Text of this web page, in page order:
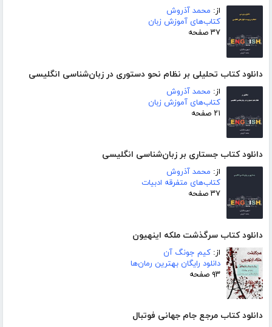
از: محمد آذروش
کتاب‌های آموزش زبان
۳۷ صفحه
دانلود کتاب تحلیلی بر نظام نحو دستوری در زبان‌شناسی انگلیسی
از: محمد آذروش
کتاب‌های آموزش زبان
۲۱ صفحه
دانلود کتاب جستاری بر زبان‌شناسی انگلیسی
از: محمد آذروش
کتاب‌های متفرقه ادبیات
۳۷ صفحه
دانلود کتاب سرگذشت ملکه اینهیون
از: کیم جونگ آن
دانلود رایگان بهترین رمان‌ها
۹۳ صفحه
دانلود کتاب مرجع جام جهانی فوتبال